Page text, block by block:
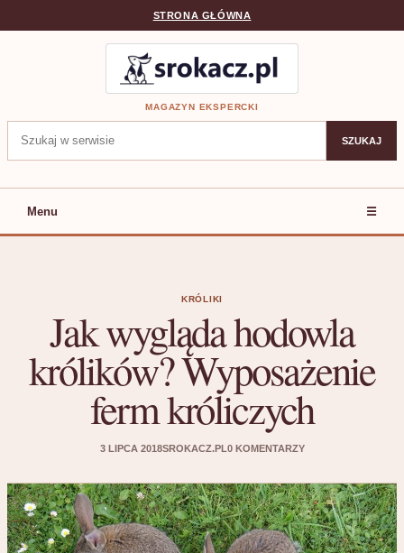
STRONA GŁÓWNA
MAGAZYN EKSPERCKI
Szukaj:
SZUKAJ
Menu ☰
KRÓLIKI
Jak wygląda hodowla
królików? Wyposażenie
ferm króliczych
3 LIPCA 2018SROKACZ.PL0 KOMENTARZY